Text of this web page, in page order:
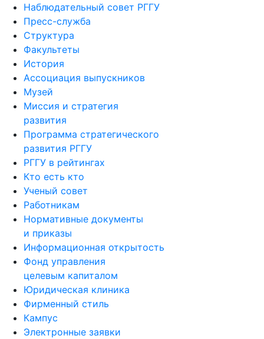
Наблюдательный совет РГГУ
Пресс-служба
Структура
Факультеты
История
Ассоциация выпускников
Музей
Миссия и стратегия
развития
Программа стратегического
развития РГГУ
РГГУ в рейтингах
Кто есть кто
Ученый совет
Работникам
Нормативные документы
и приказы
Информационная открытость
Фонд управления
целевым капиталом
Юридическая клиника
Фирменный стиль
Кампус
Электронные заявки